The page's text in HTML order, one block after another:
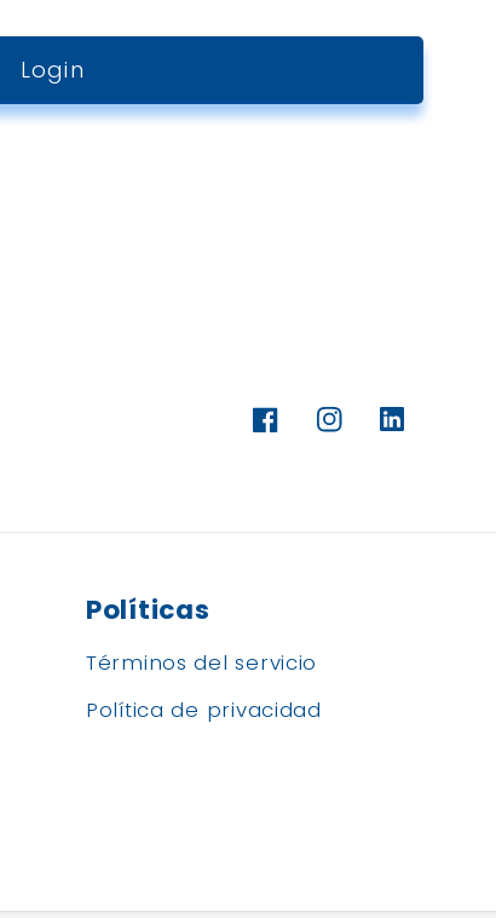
Login
FacebookInstagram
Políticas
Términos del servicio
Política de privacidad